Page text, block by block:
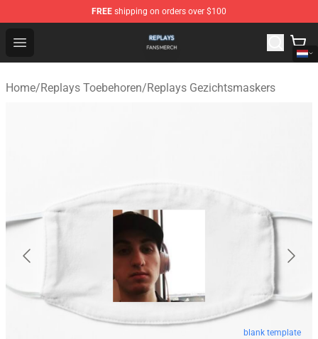
FREE shipping on orders over $100
Open menu
Replays Shop - Official Replays Merchandise Store
Home/Replays Toebehoren/Replays Gezichtsmaskers
blank template